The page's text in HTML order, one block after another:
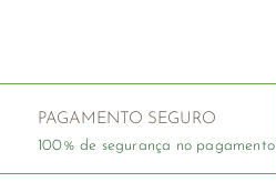
PAGAMENTO SEGURO
100% de segurança no pagamento